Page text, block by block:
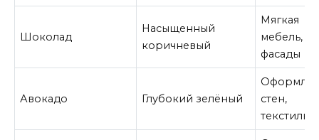
Шоколад
Насыщенный
коричневый
Мягкая
мебель,
фасады
Авокадо Глубокий зелёный
стен,
текстиль